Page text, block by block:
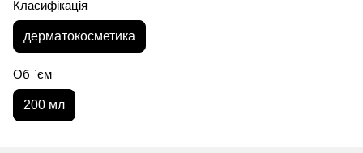
Класифікація
дерматокосметика
Об `єм
200 мл